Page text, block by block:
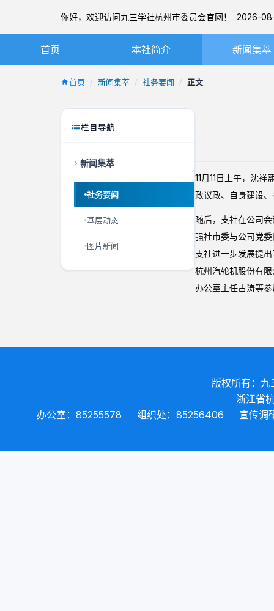
你好，欢迎访问九三学社杭州市委员会官网！ 2026-
首页 本社简介
九三学社简介
新闻集萃
首页 新闻集萃 社务要闻 正文
栏目导航
新闻集萃
社务要闻
基层动态
图片新闻
11月11日上午，沈
政议政、自身建设
随后，支社在公司
强社市委与公司党
支社进一步发展提
杭州汽轮机股份有
办公室主任古涛等
版权所有：九
浙江省
办公室：85255578
组织处：85256406 宣传调